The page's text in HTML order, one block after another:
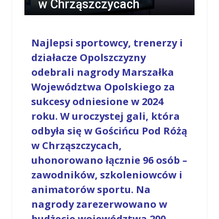
w Chrząszczycach
Najlepsi sportowcy, trenerzy i
działacze Opolszczyzny
odebrali nagrody Marszałka
Województwa Opolskiego za
sukcesy odniesione w 2024
roku. W uroczystej gali, która
odbyła się w Gościńcu Pod Różą
w Chrząszczycach,
uhonorowano łącznie 96 osób –
zawodników, szkoleniowców i
animatorów sportu. Na
nagrody zarezerwowano w